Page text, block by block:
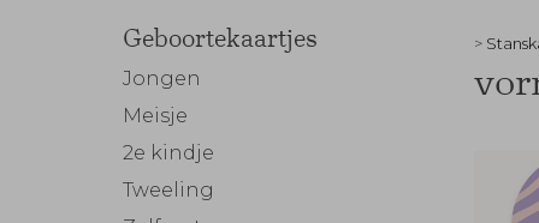
Geboortekaartjes
Jongen
Meisje
2e kindje
Tweeling
>